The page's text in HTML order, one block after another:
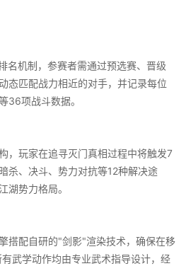
名机制，参赛者需通过预选赛、晋级
态匹配战力相近的对手，并记录每位
36项战斗数据。
，玩家在追寻灭门真相过程中将触发7
杀、决斗、势力对抗等12种解决途
湖势力格局。
搭配自研的"剑影"渲染技术，确保在移
武学动作均由专业武术指导设计，经